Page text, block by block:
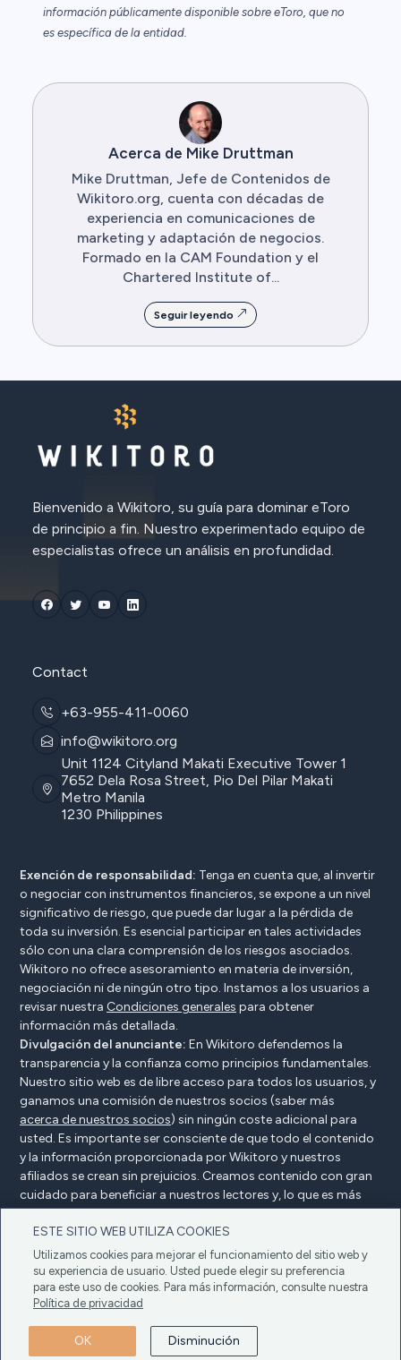
información públicamente disponible sobre eToro, que no
es específica de la entidad.
Acerca de Mike Druttman
Mike Druttman, Jefe de Contenidos de
Wikitoro.org, cuenta con décadas de
experiencia en comunicaciones de
marketing y adaptación de negocios.
Formado en la CAM Foundation y el
Chartered Institute of...
Seguir leyendo
ESTE SITIO WEB UTILIZA COOKIES
Utilizamos cookies para mejorar el funcionamiento del sitio web y
su experiencia de usuario. Usted puede elegir su preferencia
para este uso de cookies. Para más información, consulte nuestra
Política de privacidad
OK Disminución
Bienvenido a Wikitoro, su guía para dominar eToro
de principio a fin. Nuestro experimentado equipo de
especialistas ofrece un análisis en profundidad.
Contact
+63-955-411-0060
info@wikitoro.org
Unit 1124 Cityland Makati Executive Tower 1
7652 Dela Rosa Street, Pio Del Pilar Makati
Metro Manila
1230 Philippines
Exención de responsabilidad: Tenga en cuenta que, al invertir
o negociar con instrumentos financieros, se expone a un nivel
significativo de riesgo, que puede dar lugar a la pérdida de
toda su inversión. Es esencial participar en tales actividades
sólo con una clara comprensión de los riesgos asociados.
Wikitoro no ofrece asesoramiento en materia de inversión,
negociación ni de ningún otro tipo. Instamos a los usuarios a
revisar nuestra Condiciones generales para obtener
información más detallada.
Divulgación del anunciante: En Wikitoro defendemos la
transparencia y la confianza como principios fundamentales.
Nuestro sitio web es de libre acceso para todos los usuarios, y
ganamos una comisión de nuestros socios (saber más
acerca de nuestros socios) sin ningún coste adicional para
usted. Es importante ser consciente de que todo el contenido
y la información proporcionada por Wikitoro y nuestros
afiliados se crean sin prejuicios. Creamos contenido con gran
cuidado para beneficiar a nuestros lectores y, lo que es más
importante, no está influenciado por ningún acuerdo de
compensación con nuestros socios.
Copyright © 2025 Wikitoro Todos los derechos
Declaración del anunciante